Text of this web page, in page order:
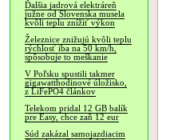
Ďalšia jadrová elektráreň
južne od Slovenska musela
kvôli teplu znížiť výkon
Železnice znižujú kvôli teplu
rýchlosť iba na 50 km/h,
spôsobuje to meškanie
V Poľsku spustili takmer
gigawatthodinové úložisko,
z LiFePO4 článkov
Telekom pridal 12 GB balík
pre Easy, chce zaň 12 eur
Súd zakázal samojazdiacim